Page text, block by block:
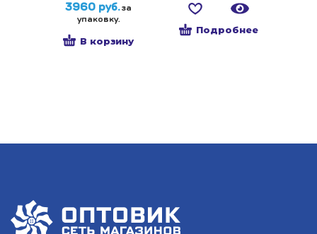
3960 руб.за
упаковку.
В корзину
Подробнее